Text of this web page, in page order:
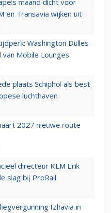
maand dicht voor
en Transavia wijken uit
Washington Dulles
Mobile Lounges
plaats Schiphol als best
luchthaven
2027 nieuwe route
directeur KLM Erik
slag bij ProRail
Izhavia in